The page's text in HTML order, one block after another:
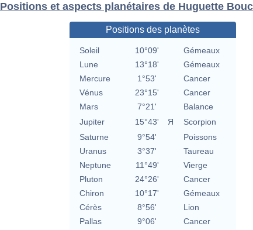
Positions et aspects planétaires de Huguette
Positions des planètes
Soleil 10°09'
Gémeaux
Lune
13°18'
Gémeaux
Mercure
1°53'
Cancer
Vénus
23°15'
Cancer
Mars
7°21'
Balance
Jupiter
15°43' Я
Scorpion
Saturne
9°54'
Poissons
Uranus
3°37'
Taureau
Neptune
11°49'
Vierge
Pluton
24°26'
Cancer
Chiron
10°17'
Gémeaux
Cérès
8°56'
Lion
Pallas
9°06'
Cancer